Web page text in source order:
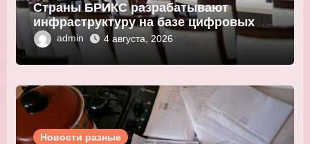
Страны БРИКС разрабатывают
инфраструктуру на базе цифровых
валют центробанков
admin 4 августа, 2026
Новости разные